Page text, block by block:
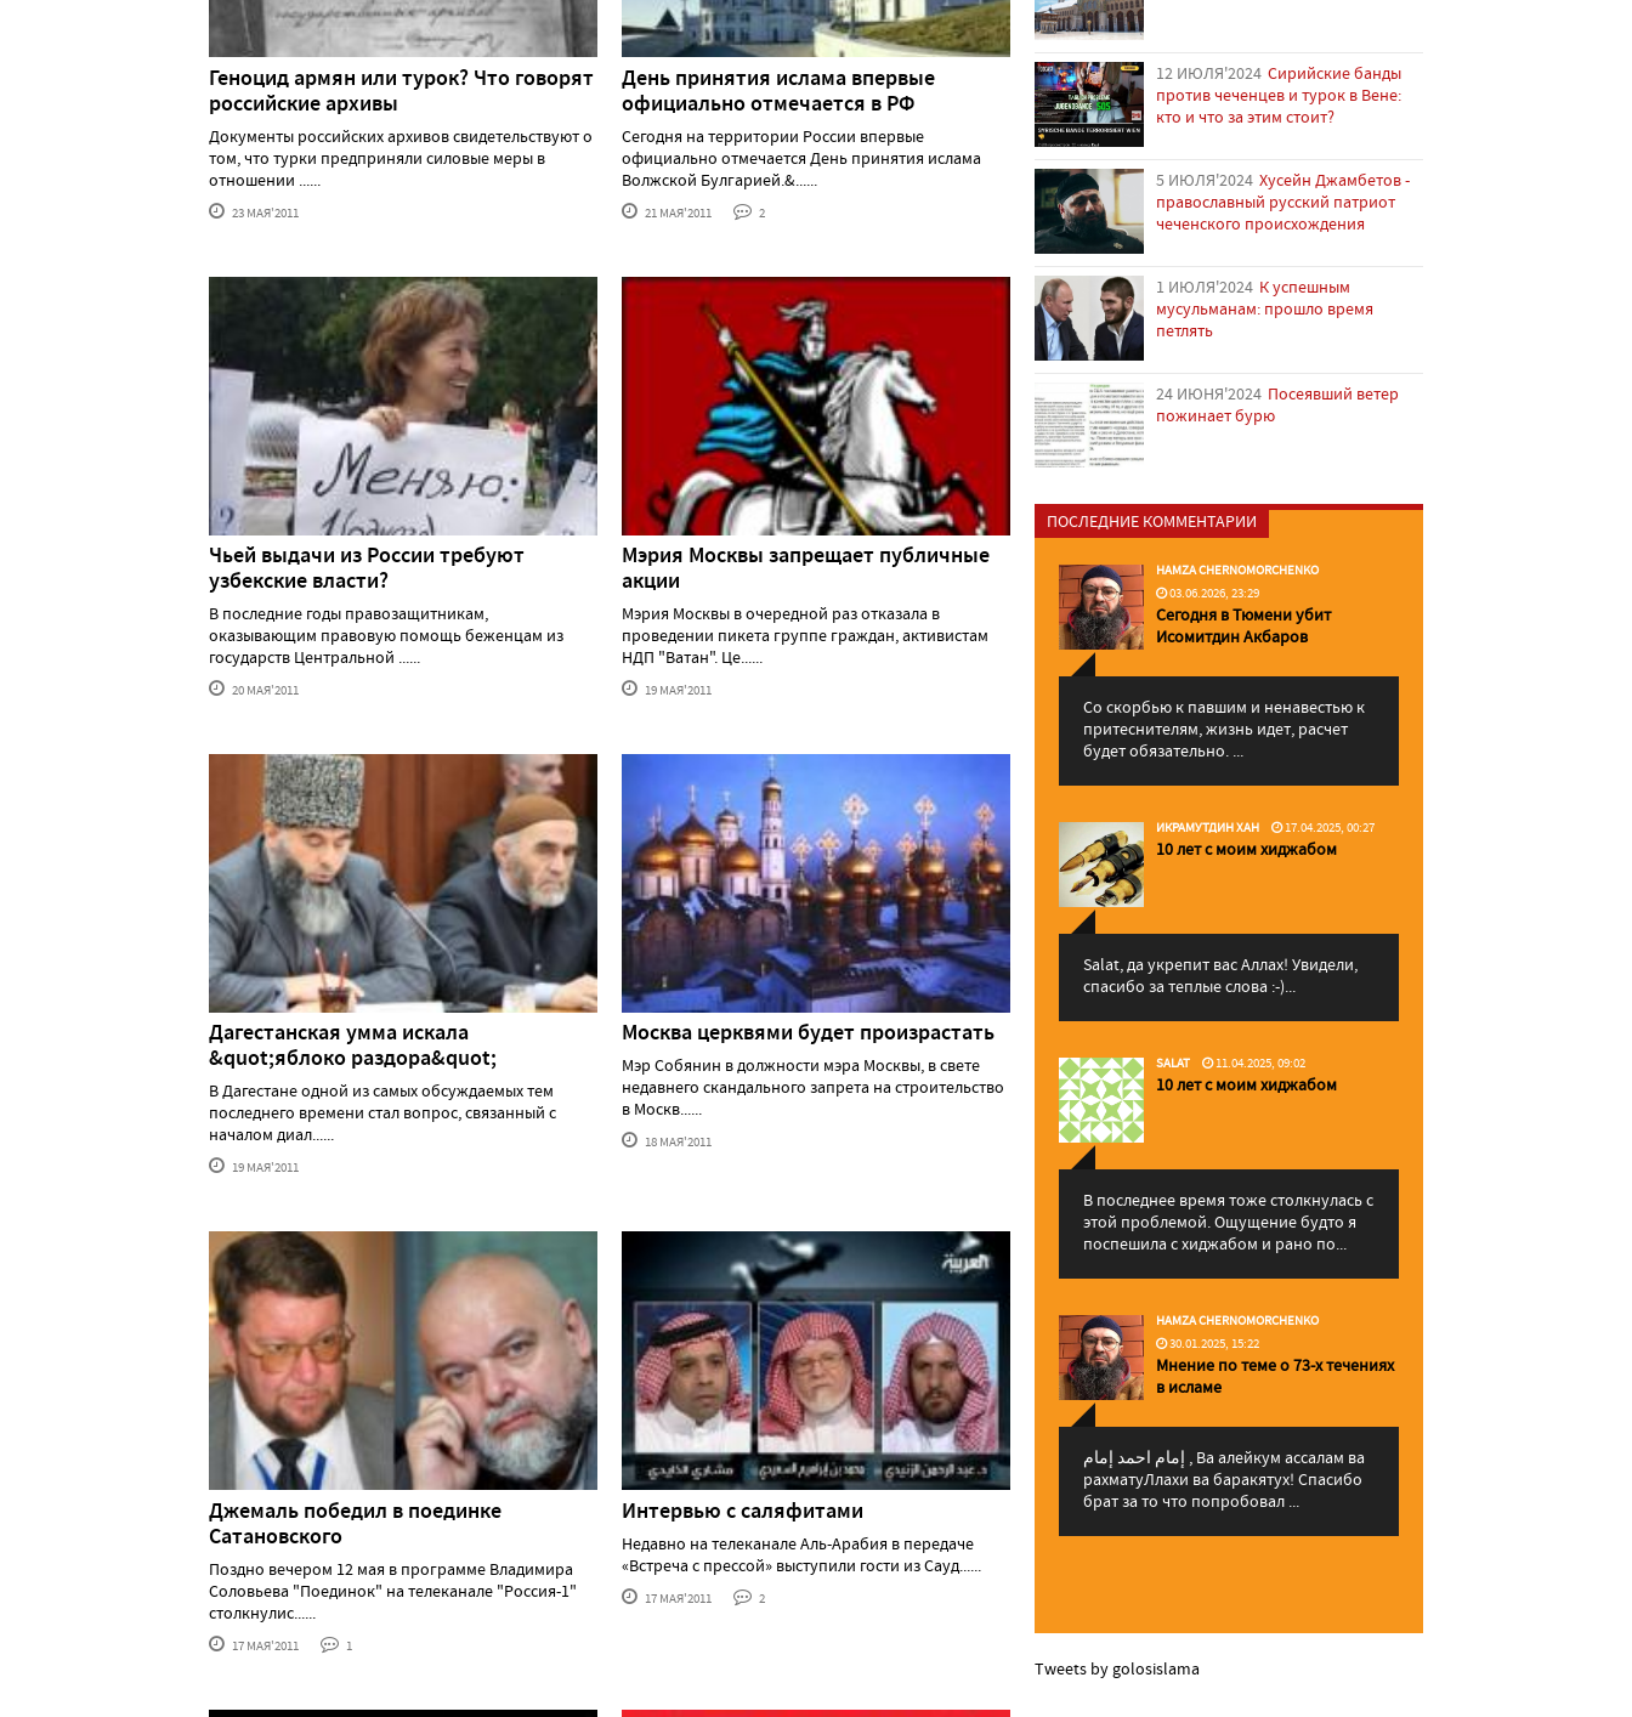
Геноцид армян или турок? Что говорят
российские архивы
Документы российских архивов свидетельствуют о
том, что турки предприняли силовые меры в
отношении ......
23 МАЯ'2011
День принятия ислама впервые
официально отмечается в РФ
Сегодня на территории России впервые
официально отмечается День принятия ислама
Волжской Булгарией.&......
21 МАЯ'2011 2
Чьей выдачи из России требуют
узбекские власти?
В последние годы правозащитникам,
оказывающим правовую помощь беженцам из
государств Центральной ......
20 МАЯ'2011
Мэрия Москвы запрещает публичные
акции
Мэрия Москвы в очередной раз отказала в
проведении пикета группе граждан, активистам
НДП "Ватан". Це......
19 МАЯ'2011
Дагестанская умма искала
&quot;яблоко раздора&quot;
В Дагестане одной из самых обсуждаемых тем
последнего времени стал вопрос, связанный с
началом диал......
19 МАЯ'2011
Москва церквями будет произрастать
Мэр Собянин в должности мэра Москвы, в свете
недавнего скандального запрета на строительство
в Москв......
18 МАЯ'2011
Джемаль победил в поединке
Сатановского
Поздно вечером 12 мая в программе Владимира
Соловьева "Поединок" на телеканале "Россия-1"
столкнулис......
17 МАЯ'2011 1
Интервью с саляфитами
Недавно на телеканале Аль-Арабия в передаче
«Встреча с прессой» выступили гости из Сауд......
17 МАЯ'2011 2
12 ИЮЛЯ'2024 Сирийские банды
против чеченцев и турок в Вене:
кто и что за этим стоит?
5 ИЮЛЯ'2024 Хусейн Джамбетов -
православный русский патриот
чеченского происхождения
1 ИЮЛЯ'2024 К успешным
мусульманам: прошло время
петлять
24 ИЮНЯ'2024 Посеявший ветер
пожинает бурю
ПОСЛЕДНИЕ КОММЕНТАРИИ
HAMZA CHERNOMORCHENKO
03.06.2026, 23:29
Сегодня в Тюмени убит
Исомитдин Акбаров
Со скорбью к павшим и ненавестью к
притеснителям, жизнь идет, расчет
будет обязательно. ...
ИКРАМУТДИН ХАН 17.04.2025, 00:27
10 лет с моим хиджабом
Salat, да укрепит вас Аллаx! Увидели,
спасибо за теплые слова :-)...
SALAT 11.04.2025, 09:02
10 лет с моим хиджабом
В последнее время тоже столкнулась с
этой проблемой. Ощущение будто я
поспешила с хиджабом и рано по...
HAMZA CHERNOMORCHENKO
30.01.2025, 15:22
Мнение по теме о 73-х течениях
в исламе
إمام احمد إمام , Ва алейкум ассалам ва
рахматуЛлахи ва баракятух! Спасибо
брат за то что попробовал ...
Tweets by golosislama